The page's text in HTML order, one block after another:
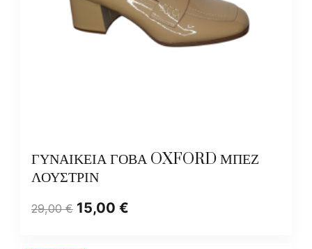
ΓΥΝΑΙΚΕΙΑ ΓΟΒΑ OXFORD ΜΠΕΖ
ΛΟΥΣΤΡΙΝ
29,00€ 15,00 €